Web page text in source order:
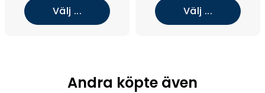
porslin)
Välj ...
Grey/Underlimmat rostfritt
stål)
Välj ...
Andra köpte även